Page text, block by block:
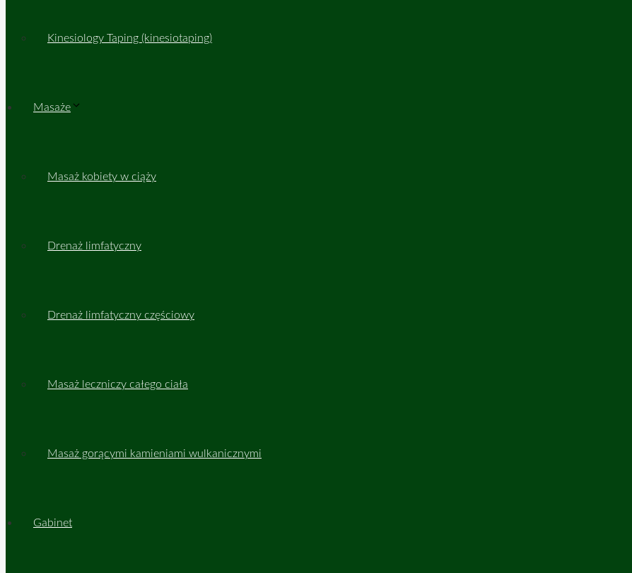
Kinesiology Taping (kinesiotaping)
Masaże
Masaż kobiety w ciąży
Drenaż limfatyczny
Drenaż limfatyczny częściowy
Masaż leczniczy całego ciała
Masaż gorącymi kamieniami wulkanicznymi
Gabinet